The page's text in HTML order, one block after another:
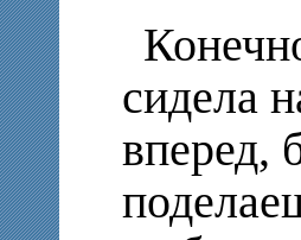
сидела
вперед,